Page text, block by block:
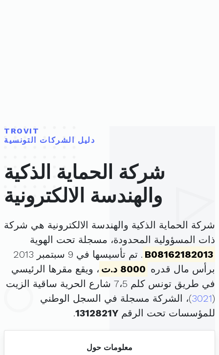
TROVIT
دليل الشركات التونسية
شركة الحماية الذكية
والهندسة الالكترونية
شركة الحماية الذكية والهندسة الالكترونية هي شركة
ذات المسؤولية المحدودة، مسجلة تحت الهوية
B08162182013
. تم تأسيسها في 9 سبتمبر 2013
برأس مال قدره 8000 د.ت
، ويقع مقرها الرئيسي
في طريق تونس كلم 7،5 شارع الحرية ساقية الزيت
(
3021)، الشركة مسجلة في السجل الوطني
للمؤسسات تحت الرقم 1312821Y
.
معلومات حول